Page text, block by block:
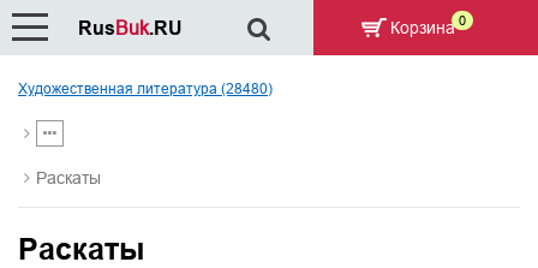
Художественная литература (28480)
Раскаты
Раскаты
RusBuk.RU Корзина 0